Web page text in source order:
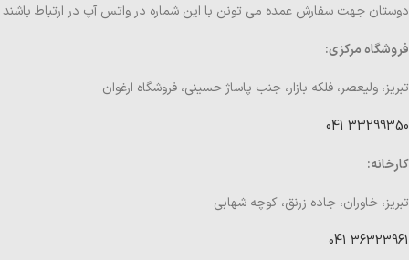
دوستان جهت سفارش عمده می تونن با این شماره در واتس آپ در ارتباط باشند
فروشگاه مرکزی:
تبریز، ولیعصر، فلکه بازار، جنب پاساژ حسینی، فروشگاه ارغوان
33299350 041
کارخانه:
تبریز، خاوران، جاده زرنق، کوچه شهابی
36323961 041